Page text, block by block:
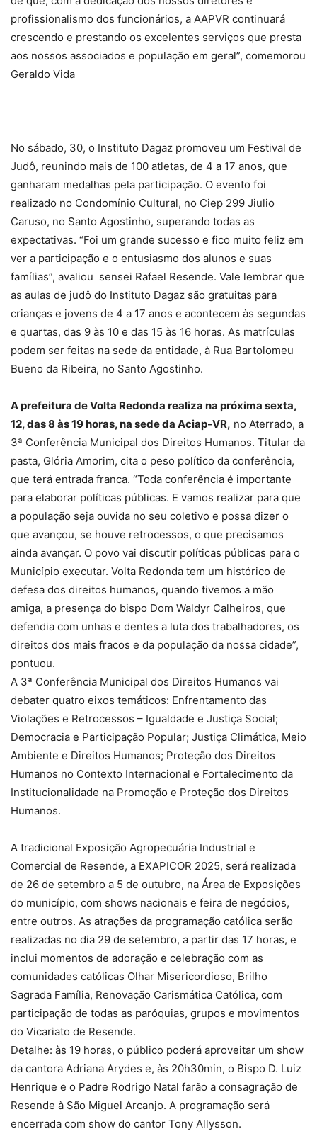
profissionalismo dos funcionários, a AAPVR continuará
crescendo e prestando os excelentes serviços que presta
aos nossos associados e população em geral”, comemorou
Geraldo Vida
No sábado, 30, o Instituto Dagaz promoveu um Festival de
Judô, reunindo mais de 100 atletas, de 4 a 17 anos, que
ganharam medalhas pela participação. O evento foi
realizado no Condomínio Cultural, no Ciep 299 Jiulio
Caruso, no Santo Agostinho, superando todas as
expectativas. “Foi um grande sucesso e fico muito feliz em
ver a participação e o entusiasmo dos alunos e suas
famílias”, avaliou sensei Rafael Resende. Vale lembrar que
as aulas de judô do Instituto Dagaz são gratuitas para
crianças e jovens de 4 a 17 anos e acontecem às segundas
e quartas, das 9 às 10 e das 15 às 16 horas. As matrículas
podem ser feitas na sede da entidade, à Rua Bartolomeu
Bueno da Ribeira, no Santo Agostinho.
A prefeitura de Volta Redonda realiza na próxima sexta,
12, das 8 às 19 horas, na sede da Aciap-VR, no Aterrado, a
3ª Conferência Municipal dos Direitos Humanos. Titular da
pasta, Glória Amorim, cita o peso político da conferência,
que terá entrada franca. “Toda conferência é importante
para elaborar políticas públicas. E vamos realizar para que
a população seja ouvida no seu coletivo e possa dizer o
que avançou, se houve retrocessos, o que precisamos
ainda avançar. O povo vai discutir políticas públicas para o
Município executar. Volta Redonda tem um histórico de
defesa dos direitos humanos, quando tivemos a mão
amiga, a presença do bispo Dom Waldyr Calheiros, que
defendia com unhas e dentes a luta dos trabalhadores, os
direitos dos mais fracos e da população da nossa cidade”,
pontuou.
A 3ª Conferência Municipal dos Direitos Humanos vai
debater quatro eixos temáticos: Enfrentamento das
Violações e Retrocessos – Igualdade e Justiça Social;
Democracia e Participação Popular; Justiça Climática, Meio
Ambiente e Direitos Humanos; Proteção dos Direitos
Humanos no Contexto Internacional e Fortalecimento da
Institucionalidade na Promoção e Proteção dos Direitos
Humanos.
A tradicional Exposição Agropecuária Industrial e
Comercial de Resende, a EXAPICOR 2025, será realizada
de 26 de setembro a 5 de outubro, na Área de Exposições
do município, com shows nacionais e feira de negócios,
entre outros. As atrações da programação católica serão
realizadas no dia 29 de setembro, a partir das 17 horas, e
inclui momentos de adoração e celebração com as
comunidades católicas Olhar Misericordioso, Brilho
Sagrada Família, Renovação Carismática Católica, com
participação de todas as paróquias, grupos e movimentos
do Vicariato de Resende.
Detalhe: às 19 horas, o público poderá aproveitar um show
da cantora Adriana Arydes e, às 20h30min, o Bispo D. Luiz
Henrique e o Padre Rodrigo Natal farão a consagração de
Resende à São Miguel Arcanjo. A programação será
encerrada com show do cantor Tony Allysson.